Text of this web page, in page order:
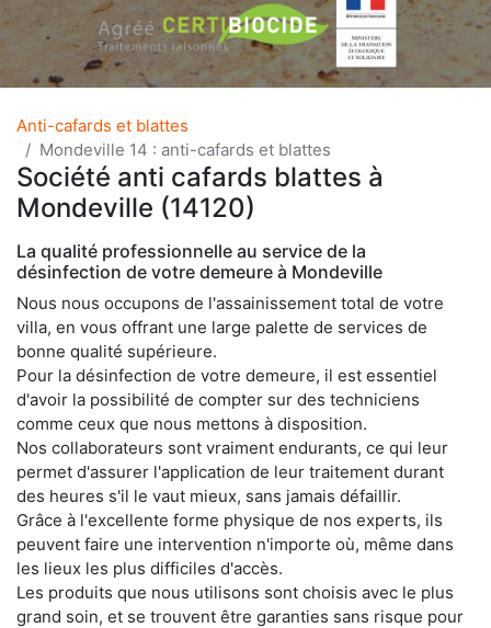
Anti-cafards et blattes
Mondeville 14 : anti-cafards et blattes
Société anti cafards blattes à
Mondeville (14120)
La qualité professionnelle au service de la
désinfection de votre demeure à Mondeville
Nous nous occupons de l'assainissement total de votre
villa, en vous offrant une large palette de services de
bonne qualité supérieure.
Pour la désinfection de votre demeure, il est essentiel
d'avoir la possibilité de compter sur des techniciens
comme ceux que nous mettons à disposition.
Nos collaborateurs sont vraiment endurants, ce qui leur
permet d'assurer l'application de leur traitement durant
des heures s'il le vaut mieux, sans jamais défaillir.
Grâce à l'excellente forme physique de nos experts, ils
peuvent faire une intervention n'importe où, même dans
les lieux les plus difficiles d'accès.
Les produits que nous utilisons sont choisis avec le plus
grand soin, et se trouvent être garanties sans risque pour